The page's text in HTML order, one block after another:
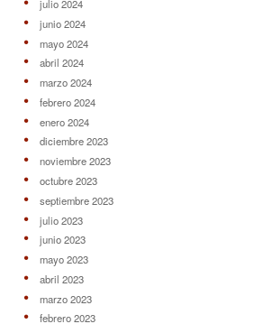
julio 2024
junio 2024
mayo 2024
abril 2024
marzo 2024
febrero 2024
enero 2024
diciembre 2023
noviembre 2023
octubre 2023
septiembre 2023
julio 2023
junio 2023
mayo 2023
abril 2023
marzo 2023
febrero 2023